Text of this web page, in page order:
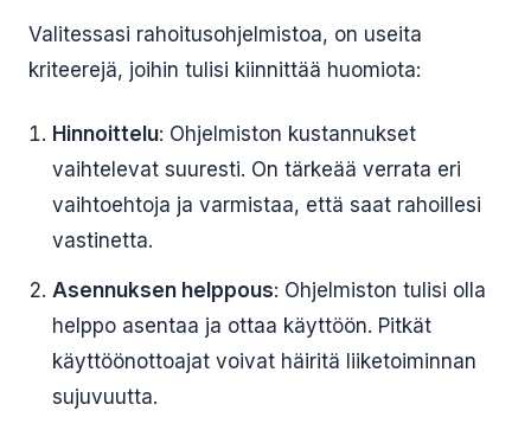
Valitessasi rahoitusohjelmistoa, on useita
kriteerejä, joihin tulisi kiinnittää huomiota:
Hinnoittelu: Ohjelmiston kustannukset
vaihtelevat suuresti. On tärkeää verrata eri
vaihtoehtoja ja varmistaa, että saat rahoillesi
vastinetta.
Asennuksen helppous: Ohjelmiston tulisi olla
helppo asentaa ja ottaa käyttöön. Pitkät
käyttöönottoajat voivat häiritä liiketoiminnan
sujuvuutta.